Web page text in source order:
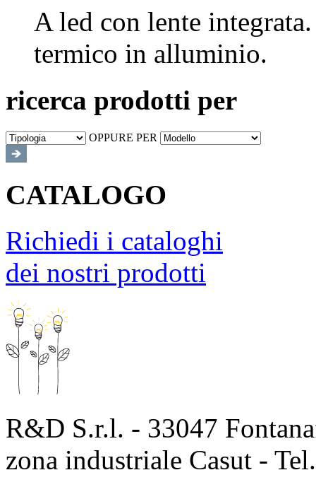
A led con lente
termico in alluminio.
ricerca prodotti per
OPPURE PER
CATALOGO
Richiedi i cataloghi
dei nostri prodotti
R&D S.r.l. - 33047
zona industriale Casut -